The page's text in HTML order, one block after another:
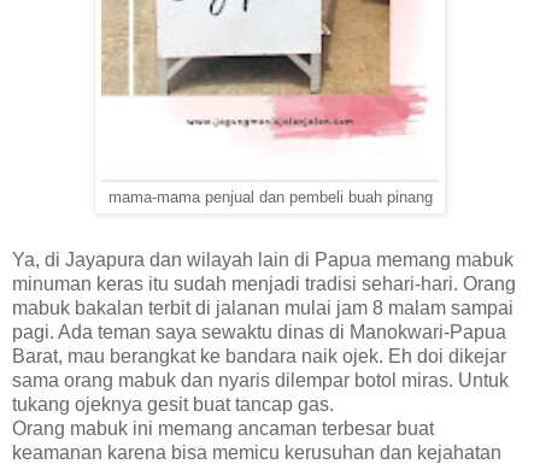
mama-mama penjual dan pembeli buah pinang
Ya, di Jayapura dan wilayah lain di Papua memang mabuk
minuman keras itu sudah menjadi tradisi sehari-hari. Orang
mabuk bakalan terbit di jalanan mulai jam 8 malam sampai
pagi. Ada teman saya sewaktu dinas di Manokwari-Papua
Barat, mau berangkat ke bandara naik ojek. Eh doi dikejar
sama orang mabuk dan nyaris dilempar botol miras. Untuk
tukang ojeknya gesit buat tancap gas.
Orang mabuk ini memang ancaman terbesar buat
keamanan karena bisa memicu kerusuhan dan kejahatan